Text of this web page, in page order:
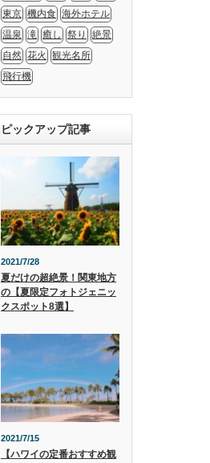
東京 機内食 海外ホテル
温泉 滝 癒し 祭り
絶景
自然 花火
観光名所
飛行機
ピックアップ記事
2021/7/28
夏だけの超絶景！関東地方
の【夏限定フォトジェニッ
クスポット8選】
2021/7/15
【ハワイの定番おすすめ観